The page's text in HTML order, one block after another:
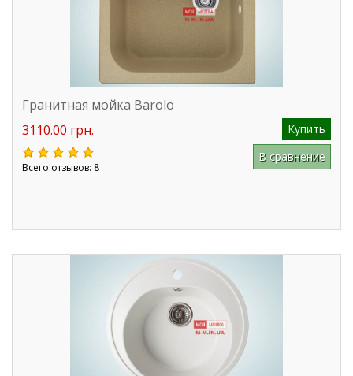
Гранитная мойка Barolo
3110.00 грн.
Купить
Всего отзывов: 8
В сравнение